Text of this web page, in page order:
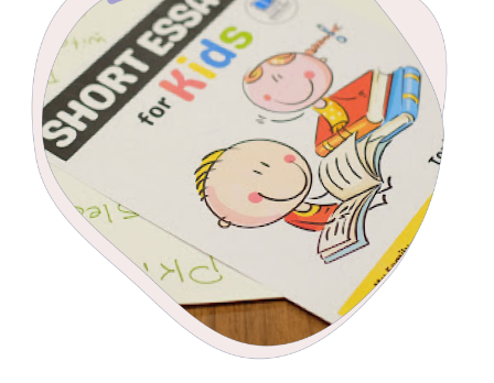
Ирина Дягилева
Профессиональный художник и
педагог, декоратор и иллюстратор.
Опыт работы с детьми 14 лет.